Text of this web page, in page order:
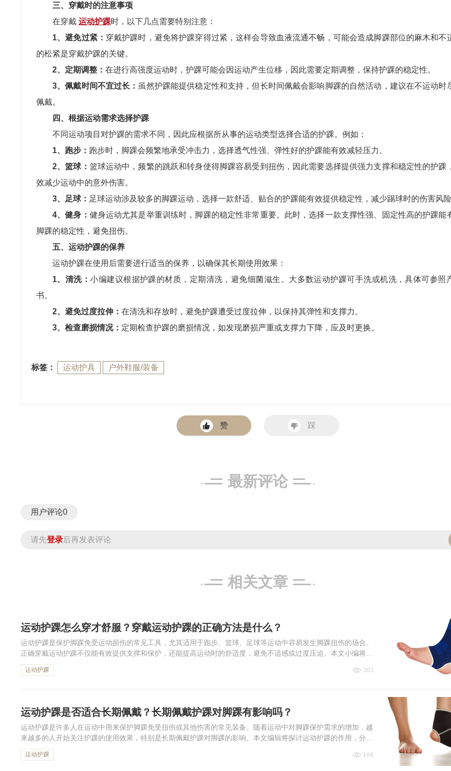
三、穿戴时的注意事项
在穿戴 运动护踝时，以下几点需要特别注意：
1、避免过紧： 穿戴护踝时，避免将护踝穿得过紧，这样会导致血液流通不畅，可能会造成脚踝部位的麻木和不
的松紧是穿戴护踝的关键。
2、定期调整： 在进行高强度运动时，护踝可能会因运动产生位移，因此需要定期调整，保持护踝的稳定性。
3、佩戴时间不宜过长： 虽然护踝能提供稳定性和支持，但长时间佩戴会影响脚踝的自然活动，建议在不运动时
佩戴。
四、根据运动需求选择护踝
不同运动项目对护踝的需求不同，因此应根据所从事的运动类型选择合适的护踝。例如：
1、跑步： 跑步时，脚踝会频繁地承受冲击力，选择透气性强、弹性好的护踝能有效减轻压力。
2、篮球： 篮球运动中，频繁的跳跃和转身使得脚踝容易受到扭伤，因此需要选择提供强力支撑和稳定性的护踝
效减少运动中的意外伤害。
3、足球： 足球运动涉及较多的脚踝运动，选择一款舒适、贴合的护踝能有效提供稳定性，减少踢球时的伤害风
4、健身： 健身运动尤其是举重训练时，脚踝的稳定性非常重要。此时，选择一款支撑性强、固定性高的护踝能
脚踝的稳定性，避免扭伤。
五、运动护踝的保养
运动护踝在使用后需要进行适当的保养，以确保其长期使用效果：
1、清洗：小编建议根据护踝的材质，定期清洗，避免细菌滋生。大多数运动护踝可手洗或机洗，具体可参照
书。
2、避免过度拉伸： 在清洗和存放时，避免护踝遭受过度拉伸，以保持其弹性和支撑力。
3、检查磨损情况： 定期检查护踝的磨损情况，如发现磨损严重或支撑力下降，应及时更换。
标签： 运动护具 户外鞋服/装备
赞 踩
最新评论
用户评论0
请先登录后再发表评论
相关文章
运动护踝怎么穿才舒服？穿戴运动护踝的正确方法是什么？
运动护踝是保护脚踝免受运动损伤的常见工具，尤其适用于跑步、篮球、足球等运动中容易发生脚踝扭伤的场合。
正确穿戴运动护踝不仅能有效提供支撑和保护，还能提高运动时的舒适度，避免不适感或过度压迫。本文小编将探
讨运动护踝的穿戴方法、穿戴的注意事项以及如何根据不同的运动需求选择合适的护踝，帮...
运动护踝 303
运动护踝是否适合长期佩戴？长期佩戴护踝对脚踝有影响吗？
运动护踝是许多人在运动中用来保护脚踝免受扭伤或其他伤害的常见装备。随着运动中对脚踝保护需求的增加，越
来越多的人开始关注护踝的使用效果，特别是长期佩戴护踝对脚踝的影响。本文编辑将探讨运动护踝的作用，分析
长期佩戴是否适合，以及它对脚踝健康可能带来的影响。通过科学的角度分析，帮助读者了...
运动护踝 166